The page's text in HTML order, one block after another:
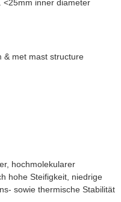
<25mm inner diameter
& met mast structure
hochmolekularer
hohe Steifigkeit, niedrige
sowie thermische Stabilität